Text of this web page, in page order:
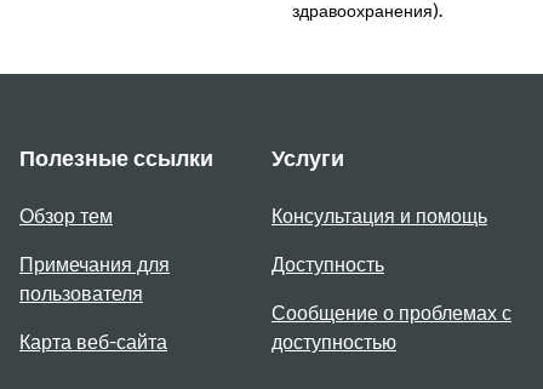
здравоохранения).
Полезные ссылки
Обзор тем
Примечания для
пользователя
Карта веб-сайта
Услуги
Консультация и помощь
Доступность
Сообщение о проблемах с
доступностью